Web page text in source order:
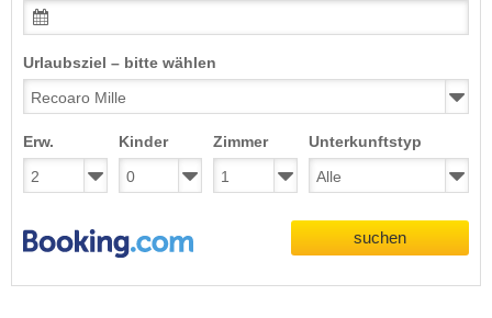
Urlaubsziel – bitte wählen
Erw. Kinder Zimmer Unterkunftstyp
suchen